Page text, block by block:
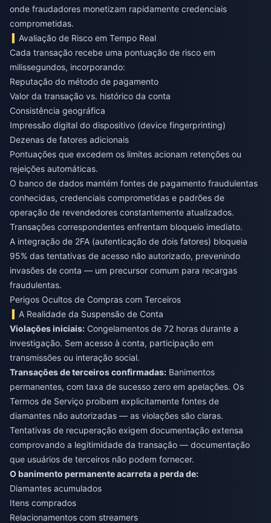
onde fraudadores monetizam rapidamente credenciais
comprometidas.
Avaliação de Risco em Tempo Real
Cada transação recebe uma pontuação de risco em
milissegundos, incorporando:
Reputação do método de pagamento
Valor da transação vs. histórico da conta
Consistência geográfica
Impressão digital do dispositivo (device fingerprinting)
Dezenas de fatores adicionais
Pontuações que excedem os limites acionam retenções ou
rejeições automáticas.
O banco de dados mantém fontes de pagamento fraudulentas
conhecidas, credenciais comprometidas e padrões de
operação de revendedores constantemente atualizados.
Transações correspondentes enfrentam bloqueio imediato.
A integração de 2FA (autenticação de dois fatores) bloqueia
95% das tentativas de acesso não autorizado, prevenindo
invasões de conta — um precursor comum para recargas
fraudulentas.
Perigos Ocultos de Compras com Terceiros
A Realidade da Suspensão de Conta
Violações iniciais: Congelamentos de 72 horas durante a
investigação. Sem acesso à conta, participação em
transmissões ou interação social.
Transações de terceiros confirmadas: Banimentos
permanentes, com taxa de sucesso zero em apelações. Os
Termos de Serviço proíbem explicitamente fontes de
diamantes não autorizadas — as violações são claras.
Tentativas de recuperação exigem documentação extensa
comprovando a legitimidade da transação — documentação
que usuários de terceiros não podem fornecer.
O banimento permanente acarreta a perda de:
Diamantes acumulados
Itens comprados
Relacionamentos com streamers